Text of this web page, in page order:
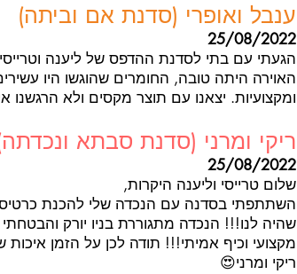
ענבל ואופרי (סדנת אם וביתה)
25/08/2022
הגעתי עם בתי לסדנת ההדפס של ליענה
האוירה היתה טובה, החומרים שהוגשו היו עשירים
ומקצועיות. יצאנו עם תוצר מקסים ולא הרגשנו
ריקי ומרני (סדנת סבתא
25/08/2022
שלום טרייסי וליענה היקרות,
השתתפתי בסדנה עם הנכדה שלי להכנת
שהיה לנו!!! הנכדה מתגוררת בניו יורק
מקצועי וכיף אמיתי!!! תודה לכן על הזמן איכות
ריקי ומרני😍